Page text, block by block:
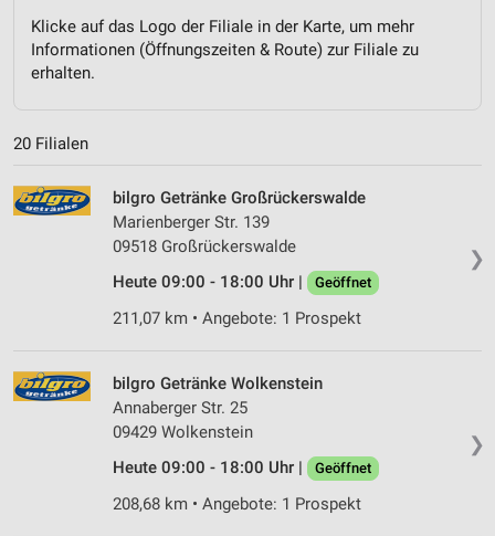
Klicke auf das Logo der Filiale in der Karte, um mehr
Informationen (Öffnungszeiten & Route) zur Filiale zu
erhalten.
20 Filialen
❯
bilgro Getränke Großrückerswalde
Marienberger Str. 139
09518 Großrückerswalde
Heute 09:00 - 18:00 Uhr |
Geöffnet
211,07 km • Angebote: 1 Prospekt
❯
bilgro Getränke Wolkenstein
Annaberger Str. 25
09429 Wolkenstein
Heute 09:00 - 18:00 Uhr |
Geöffnet
208,68 km • Angebote: 1 Prospekt